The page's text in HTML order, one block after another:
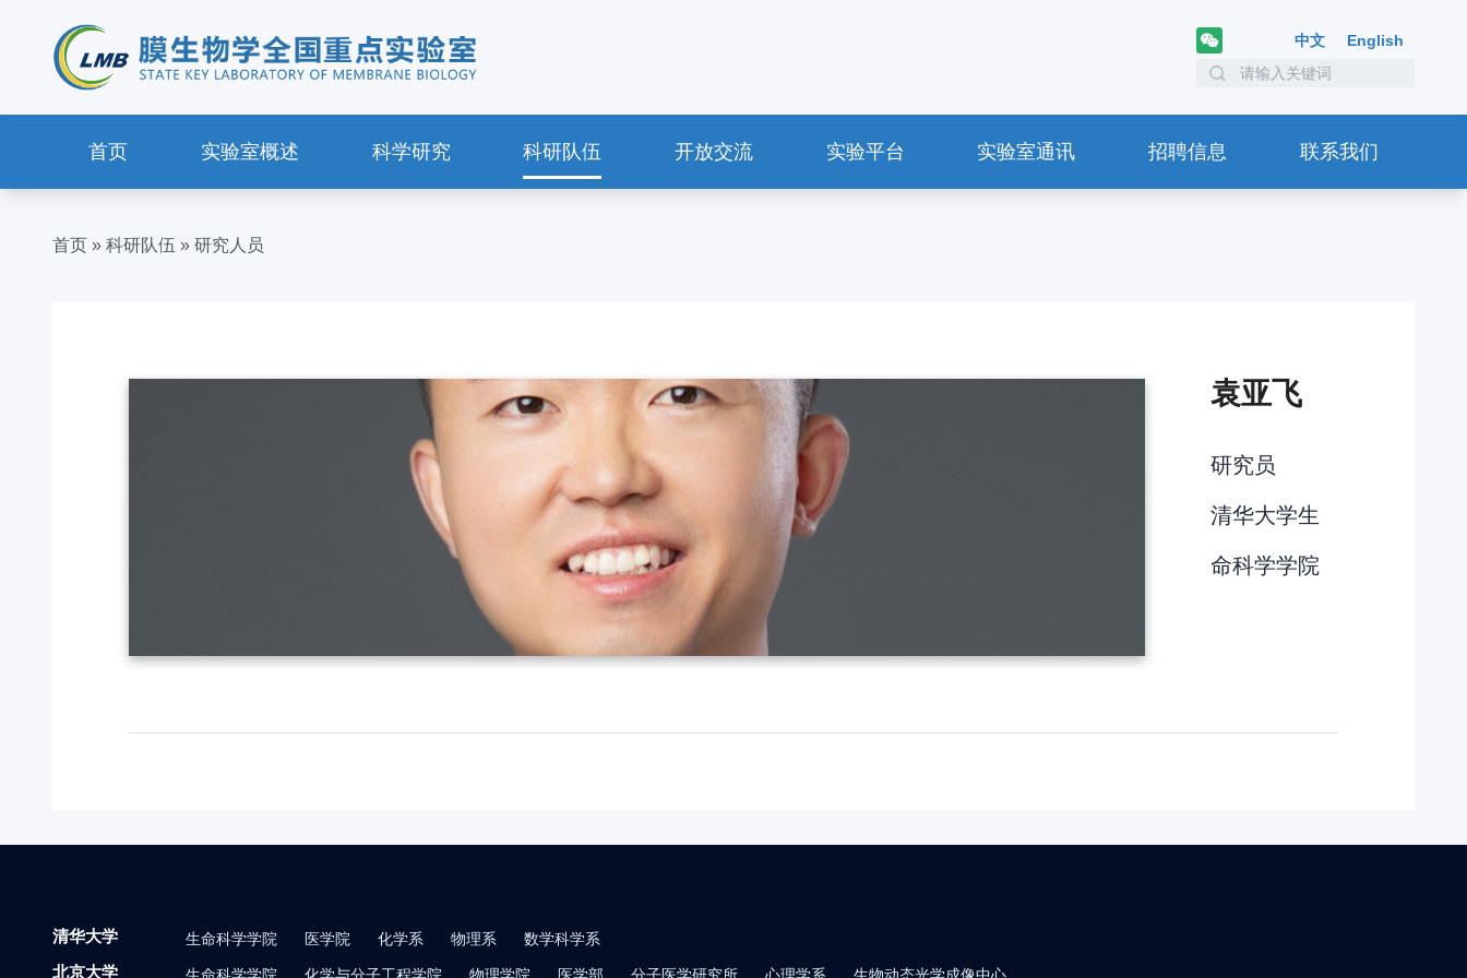
中文 English
首页 实验室概述 科学研究 科研队伍 开放交流 实验平台 实验室通讯 招聘信息 联系我们
首页 » 科研队伍 » 研究人员
袁亚飞
研究员
清华大学生
命科学学院
清华大学 生命科学学院 医学院 化学系 物理系 数学科学系
北京大学